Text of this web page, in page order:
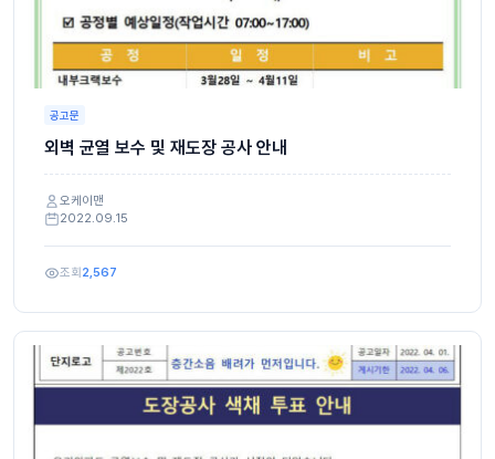
공고문
외벽 균열 보수 및 재도장 공사 안내
오케이맨
2022.09.15
조회2,567